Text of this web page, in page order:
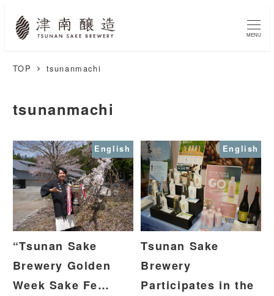
MENU
TOP tsunanmachi
tsunanmachi
English
“Tsunan Sake
Brewery Golden
Week Sake Fe…
English
Tsunan Sake
Brewery
Participates in the